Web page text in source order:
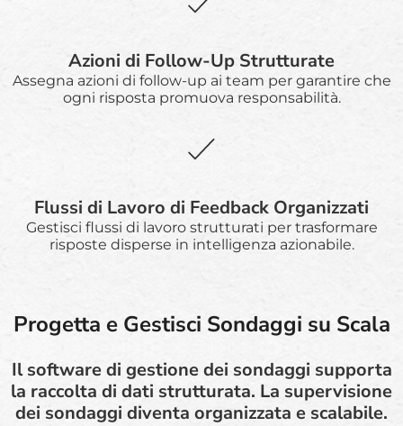
Azioni di Follow-Up Strutturate
Assegna azioni di follow-up ai team per garantire che
ogni risposta promuova responsabilità.
Flussi di Lavoro di Feedback Organizzati
Gestisci flussi di lavoro strutturati per trasformare
risposte disperse in intelligenza azionabile.
Progetta e Gestisci Sondaggi su Scala
Il software di gestione dei sondaggi supporta
la raccolta di dati strutturata. La supervisione
dei sondaggi diventa organizzata e scalabile.